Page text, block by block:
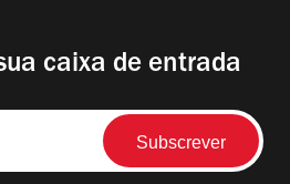
caixa de entrada